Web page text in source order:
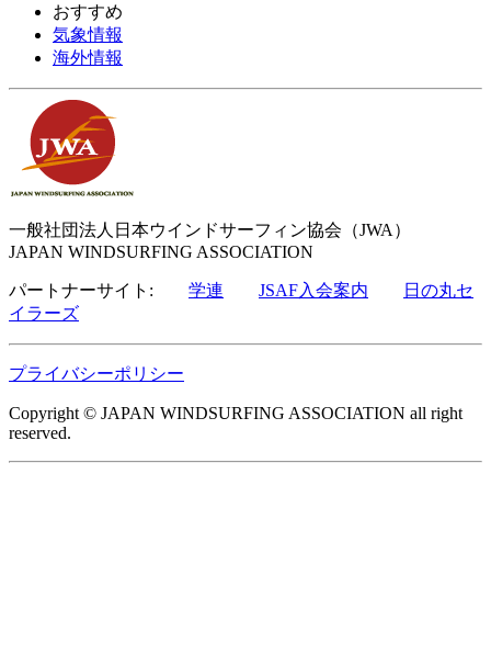
おすすめ
気象情報
海外情報
一般社団法人日本ウインドサーフィン協会（JWA）
JAPAN WINDSURFING ASSOCIATION
パートナーサイト: 学連 JSAF入会案内
日の丸セ
イラーズ
プライバシーポリシー
Copyright © JAPAN WINDSURFING ASSOCIATION all right
reserved.